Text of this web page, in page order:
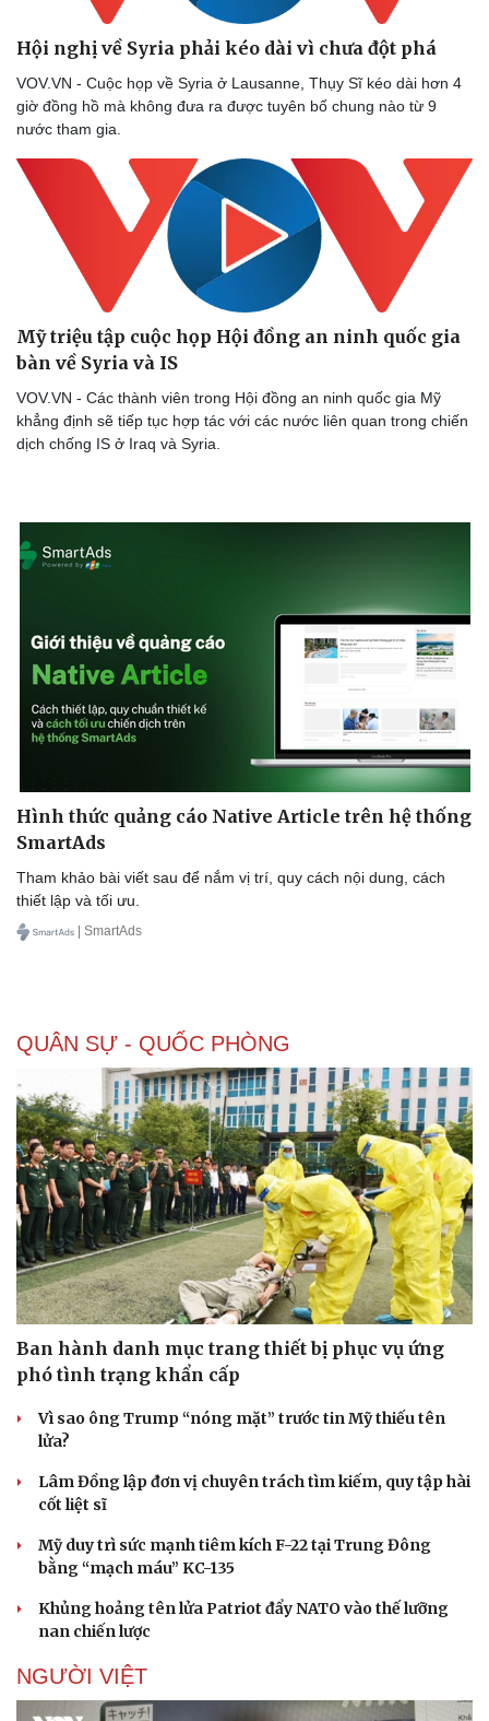
Doanh nghiệp
Thông tin doanh nghiệp
Doanh nghiệp 24h
Doanh nhân
Vì cộng đồng
Công nghệ
Tin Công nghệ
Trải nghiệm
Chuyển đổi số
Sức khỏe
Dinh dưỡng - món ngon
Cây thuốc
Sản phụ khoa
Tình yêu - Gia đình
Hội nghị về Syria phải kéo dài vì chưa đột phá
VOV.VN - Cuộc họp về Syria ở Lausanne, Thụy Sĩ kéo dài hơn 4
giờ đồng hồ mà không đưa ra được tuyên bố chung nào từ 9
nước tham gia.
Mỹ triệu tập cuộc họp Hội đồng an ninh quốc gia
bàn về Syria và IS
VOV.VN - Các thành viên trong Hội đồng an ninh quốc gia Mỹ
khẳng định sẽ tiếp tục hợp tác với các nước liên quan trong chiến
dịch chống IS ở Iraq và Syria.
Hình thức quảng cáo Native Article trên hệ thống
SmartAds
Tham khảo bài viết sau để nắm vị trí, quy cách nội dung, cách
thiết lập và tối ưu.
| SmartAds
QUÂN SỰ - QUỐC PHÒNG
Ban hành danh mục trang thiết bị phục vụ ứng
phó tình trạng khẩn cấp
Vì sao ông Trump “nóng mặt” trước tin Mỹ thiếu tên
lửa?
Lâm Đồng lập đơn vị chuyên trách tìm kiếm, quy tập hài
cốt liệt sĩ
Mỹ duy trì sức mạnh tiêm kích F-22 tại Trung Đông
bằng “mạch máu” KC-135
Khủng hoảng tên lửa Patriot đẩy NATO vào thế lưỡng
nan chiến lược
NGƯỜI VIỆT